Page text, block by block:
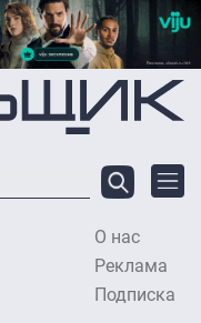
О нас
Реклама
Подписка